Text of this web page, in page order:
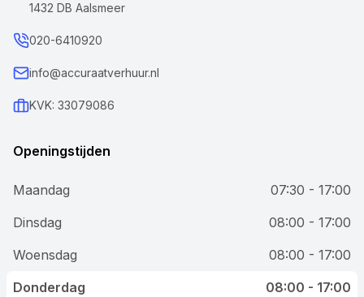
1432 DB Aalsmeer
020-6410920
info@accuraatverhuur.nl
KVK: 33079086
Openingstijden
Maandag
07:30 - 17:00
Dinsdag
08:00 - 17:00
Woensdag
08:00 - 17:00
Donderdag
08:00 - 17:00